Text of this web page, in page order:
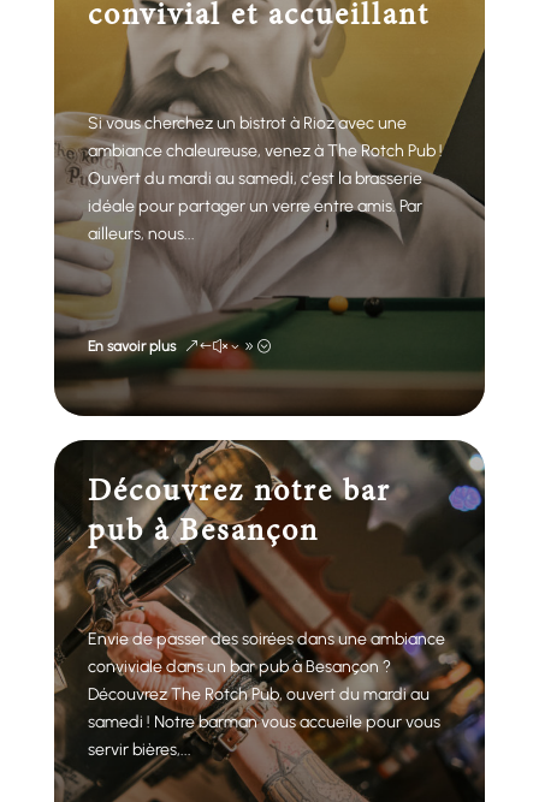
convivial et accueillant
Si vous cherchez un bistrot à Rioz avec une
ambiance chaleureuse, venez à The Rotch Pub !
Ouvert du mardi au samedi, c’est la brasserie
idéale pour partager un verre entre amis. Par
ailleurs, nous...
En savoir plus
Découvrez notre bar
pub à Besançon
Envie de passer des soirées dans une ambiance
conviviale dans un bar pub à Besançon ?
Découvrez The Rotch Pub, ouvert du mardi au
samedi ! Notre barman vous accueile pour vous
servir bières,...